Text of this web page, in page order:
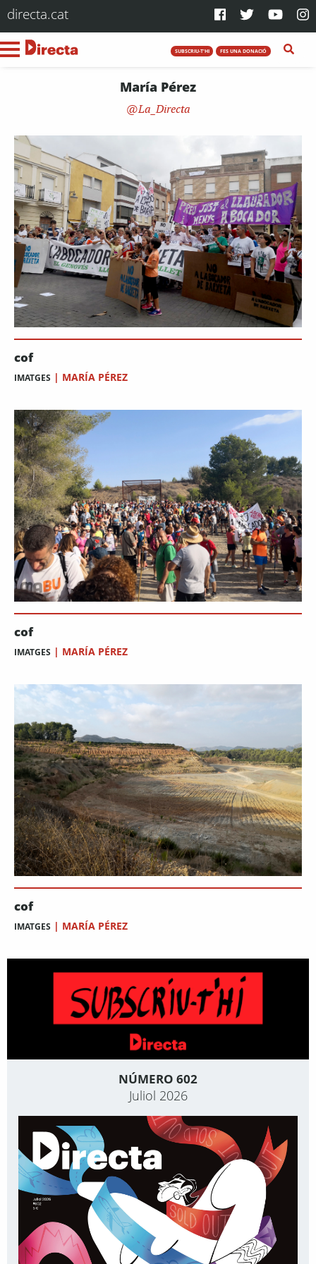
directa.cat
SUBSCRIU-T'HI FES UNA DONACIÓ
María Pérez
La_Directa
cof
IMATGES | MARÍA PÉREZ
cof
IMATGES | MARÍA PÉREZ
cof
IMATGES | MARÍA PÉREZ
NÚMERO 602
Juliol 2026